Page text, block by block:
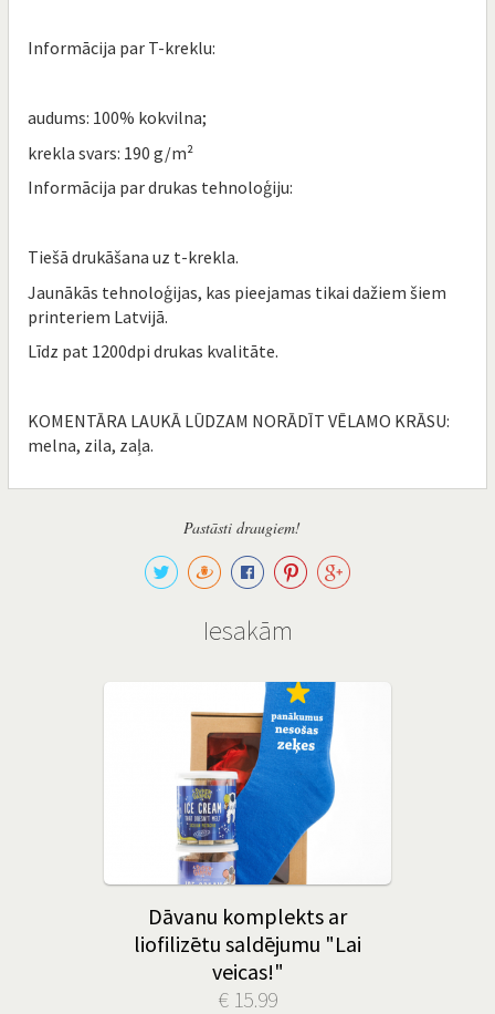
Informācija par T-kreklu​:
audums: 100% kokvilna;
krekla svars: 190 g/m²
Informācija par drukas tehnoloģiju:
Tiešā drukāšana uz t-krekla.
Jaunākās tehnoloģijas, kas pieejamas tikai dažiem šiem
printeriem Latvijā.
Līdz pat 1200dpi drukas kvalitāte.
KOMENTĀRA LAUKĀ LŪDZAM NORĀDĪT VĒLAMO KRĀSU:
melna, zila, zaļa.
Pastāsti draugiem!
Iesakām
Dāvanu komplekts ar
liofilizētu saldējumu "Lai
veicas!"
€ 15.99